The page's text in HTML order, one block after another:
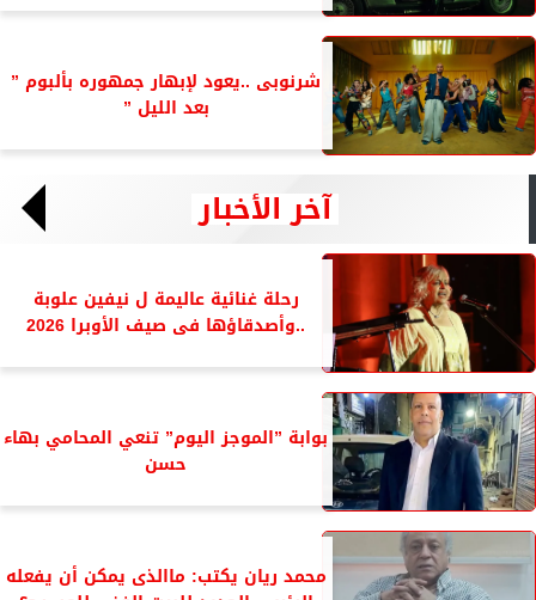
شرنوبى ..يعود لإبهار جمهوره بألبوم ”
بعد الليل ”
آخر الأخبار
رحلة غنائية عاليمة ل نيفين علوبة
..وأصدقاؤها فى صيف الأوبرا 2026
بوابة ”الموجز اليوم” تنعي المحامي بهاء
حسن
محمد ريان يكتب: ماالذى يمكن أن يفعله